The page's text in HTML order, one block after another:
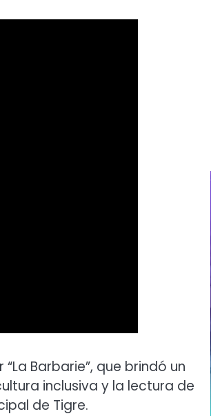
Barbarie”, que brindó un
inclusiva y la lectura de
de Tigre.